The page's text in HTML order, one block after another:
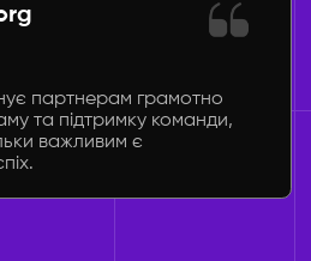
партнерам грамотно
та підтримку команди,
важливим є